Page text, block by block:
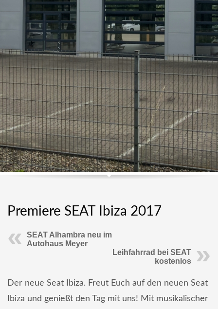
Premiere SEAT Ibiza 2017
SEAT Alhambra neu im
Autohaus Meyer
Leihfahrrad bei SEAT
kostenlos
Der neue Seat Ibiza. Freut Euch auf den neuen Seat
Ibiza und genießt den Tag mit uns! Mit musikalischer